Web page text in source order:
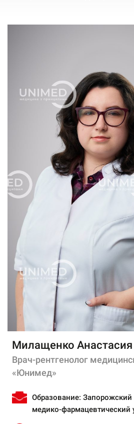
Милащенко
Врач-рентгенолог
«Юнимед»
Образование: Запорожский
медико-фармацевтический